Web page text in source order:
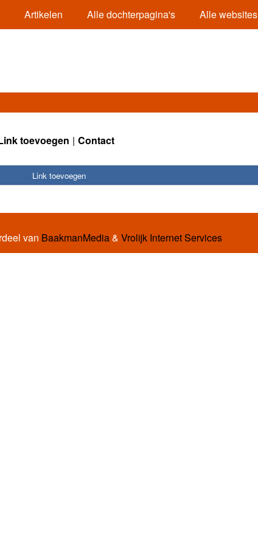
Artikelen Alle dochterpagina's Alle websites
toevoegen Contact
Link toevoegen
van BaakmanMedia& Vrolijk Internet Services